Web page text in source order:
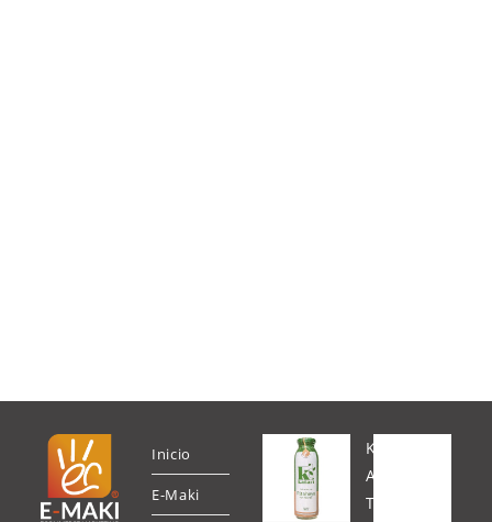
Inicio
E-Maki
K
A
T